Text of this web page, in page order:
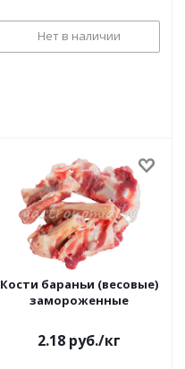
Нет в наличии
Кости бараньи (весовые)
замороженные
2.18 руб./кг